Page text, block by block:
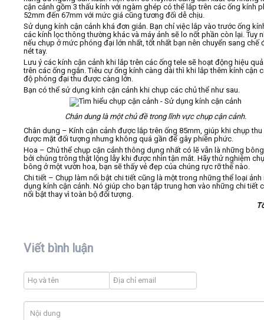
cận cảnh gồm 3 thấu kính với ngàm ghép có thể lắp trên các ống kính
52mm đến 67mm với mức giá cũng tương đối dễ chịu.
Sử dụng kính cận cảnh khá đơn giản. Bạn chỉ việc lắp vào trước ống
các kính lọc thông thường khác và máy ảnh sẽ lo nốt phần còn lại. Tuy
nếu chụp ở mức phóng đại lớn nhất, tốt nhất bạn nên chuyển sang chế
nét tay.
Lưu ý các kính cận cảnh khi lắp trên các ống tele sẽ hoạt động hiệu
trên các ống ngắn. Tiêu cự ống kính càng dài thì khi lắp thêm kính cận
độ phóng đại thu được càng lớn.
Bạn có thể sử dụng kính cận cảnh khi chụp các chủ thể như sau.
Chân dung là một chủ đề trong lĩnh vực chụp cận cảnh.
Chân dung – Kính cận cảnh được lắp trên ống 85mm, giúp khi chụp thu
được mặt đối tượng nhưng không quá gần để gây phiền phức.
Hoa – Chủ thể chụp cận cảnh thông dụng nhất có lẽ vẫn là những
bởi chúng trông thật lộng lẫy khi được nhìn tận mắt. Hãy thử nghiệm
bông ở một vườn hoa, bạn sẽ thấy vẻ đẹp của chúng rực rỡ thế nào.
Chi tiết – Chụp làm nổi bật chi tiết cũng là một trong những thể loại ảnh
dụng kính cận cảnh. Nó giúp cho bạn tập trung hơn vào những chi tiết
nổi bật thay vì toàn bộ đối tượng.
Viết bình luận